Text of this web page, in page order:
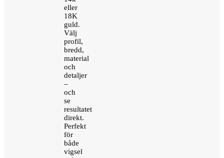
eller
18K
guld.
Välj
profil,
bredd,
material
och
detaljer
–
och
se
resultatet
direkt.
Perfekt
för
både
vigsel